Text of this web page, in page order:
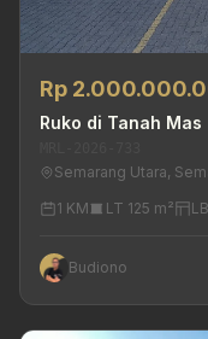
Rp
Ruko di Tanah Mas
Semarang Utara,
1 KM
LT 125 m²
Budiono